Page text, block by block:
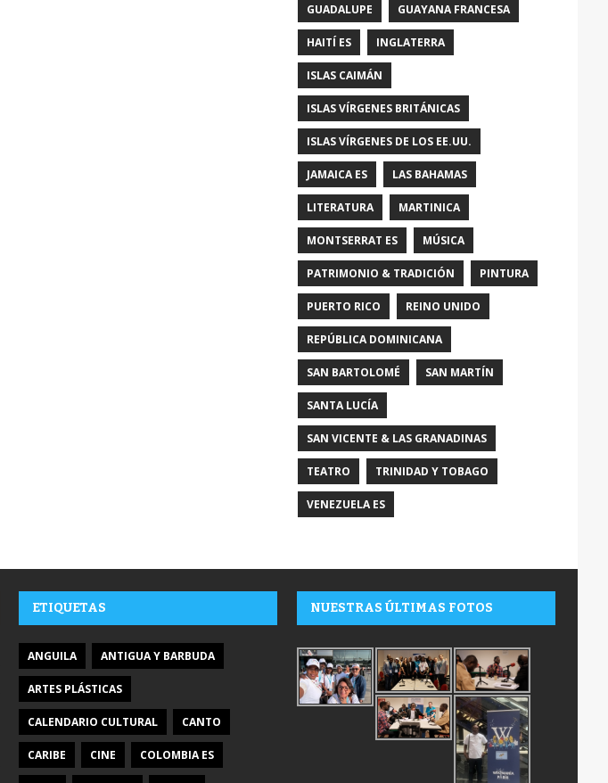
GUADALUPE GUAYANA FRANCESA
HAITÍ ES INGLATERRA
ISLAS CAIMÁN
ISLAS VÍRGENES BRITÁNICAS
ISLAS VÍRGENES DE LOS EE.UU.
JAMAICA ES LAS BAHAMAS
LITERATURA MARTINICA
MONTSERRAT ES MÚSICA
PATRIMONIO & TRADICIÓN PINTURA
PUERTO RICO REINO UNIDO
REPÚBLICA DOMINICANA
SAN BARTOLOMÉ SAN MARTÍN
SANTA LUCÍA
SAN VICENTE & LAS GRANADINAS
TEATRO TRINIDAD Y TOBAGO
VENEZUELA ES
ETIQUETAS
ANGUILA ANTIGUA Y BARBUDA
ARTES PLÁSTICAS
CALENDARIO CULTURAL CANTO
CARIBE CINE COLOMBIA ES
NUESTRAS ÚLTIMAS FOTOS